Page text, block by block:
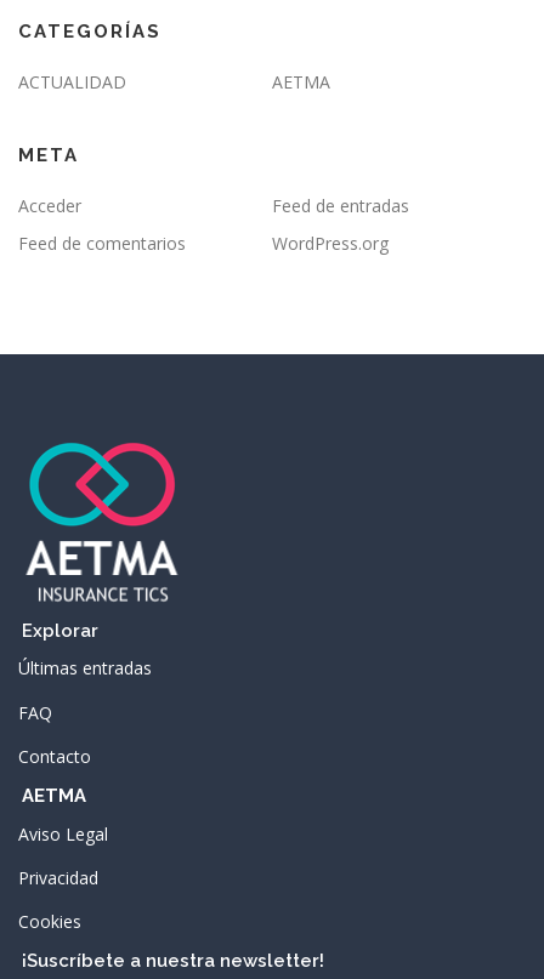
CATEGORÍAS
ACTUALIDAD AETMA
META
Acceder
Feed de entradas
Feed de comentarios
WordPress.org
Explorar
Últimas entradas
FAQ
Contacto
AETMA
Aviso Legal
Privacidad
Cookies
¡Suscríbete a nuestra newsletter!